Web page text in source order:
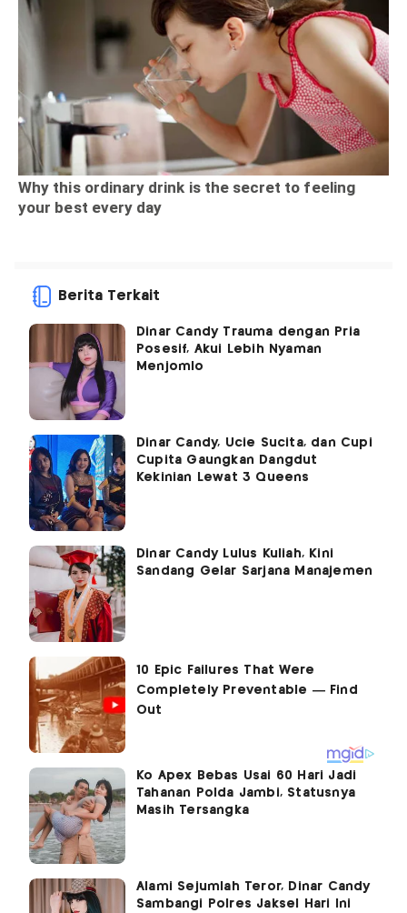
Berita Terkait
Dinar Candy Trauma dengan Pria
Posesif, Akui Lebih Nyaman
Menjomlo
Dinar Candy, Ucie Sucita, dan Cupi
Cupita Gaungkan Dangdut
Kekinian Lewat 3 Queens
Dinar Candy Lulus Kuliah, Kini
Sandang Gelar Sarjana Manajemen
Ko Apex Bebas Usai 60 Hari Jadi
Tahanan Polda Jambi, Statusnya
Masih Tersangka
Alami Sejumlah Teror, Dinar Candy
Sambangi Polres Jaksel Hari Ini